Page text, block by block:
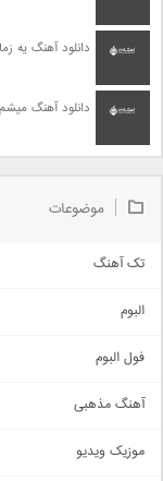
دانلود آهنگ یه
دانلود آهنگ
موضوعات
تک آهنگ
اجتماعی
حماسی
سنتی
البوم
فول البوم
آهنگ مذهبی
موزیک ویدیو